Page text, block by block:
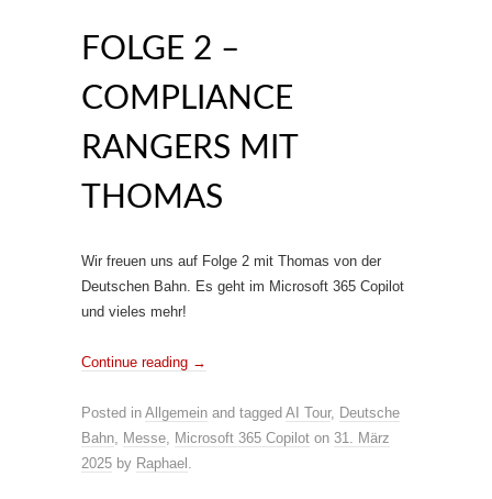
FOLGE 2 –
COMPLIANCE
RANGERS MIT
THOMAS
Wir freuen uns auf Folge 2 mit Thomas von der
Deutschen Bahn. Es geht im Microsoft 365 Copilot
und vieles mehr!
Continue reading →
Posted in Allgemein and tagged AI Tour, Deutsche
Bahn, Messe, Microsoft 365 Copilot on 31. März
2025 by Raphael .